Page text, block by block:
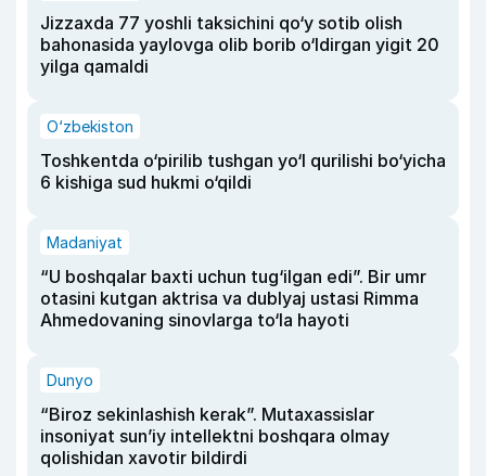
Jizzaxda 77 yoshli taksichini qo‘y sotib olish
bahonasida yaylovga olib borib o‘ldirgan yigit 20
yilga qamaldi
O‘zbekiston
Toshkentda o‘pirilib tushgan yo‘l qurilishi bo‘yicha
6 kishiga sud hukmi o‘qildi
Madaniyat
“U boshqalar baxti uchun tug‘ilgan edi”. Bir umr
otasini kutgan aktrisa va dublyaj ustasi Rimma
Ahmedovaning sinovlarga to‘la hayoti
Dunyo
“Biroz sekinlashish kerak”. Mutaxassislar
insoniyat sun’iy intellektni boshqara olmay
qolishidan xavotir bildirdi